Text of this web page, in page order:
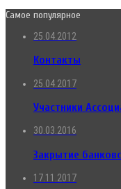
Самое популярное
25.04.2012
Контакты
25.04.2017
Участники
30.03.2016
Закрытие
17.11.2017